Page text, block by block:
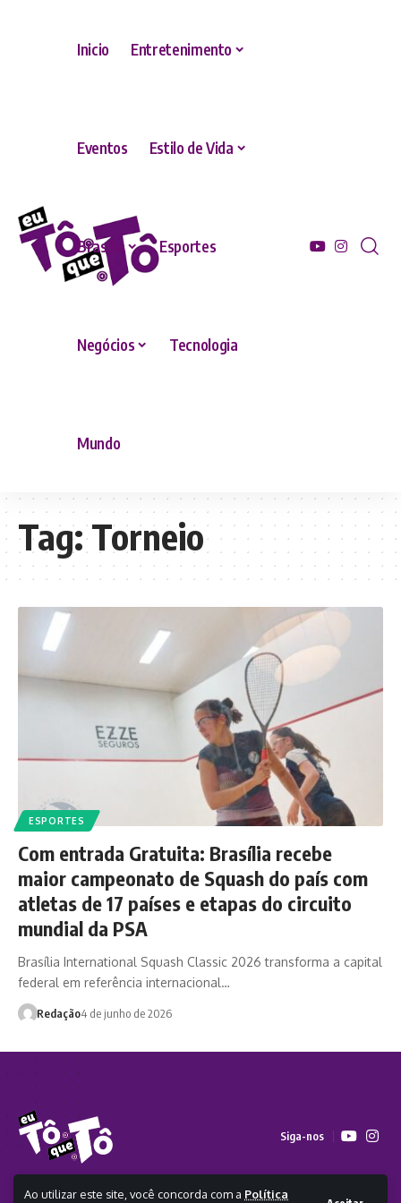
Ao utilizar este site, você concorda com a Política
Inicio Entretenimento
Eventos Estilo de Vida
Brasília Esportes
Negócios Tecnologia
Mundo
Tag:Torneio
ESPORTES
Com entrada Gratuita: Brasília recebe
maior campeonato de Squash do país com
atletas de 17 países e etapas do circuito
mundial da PSA
Brasília International Squash Classic 2026 transforma a capital
federal em referência internacional…
Redação4 de junho de 2026
Siga-nos